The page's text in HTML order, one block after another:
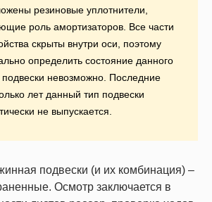
резиновые уплотнители,
роль амортизаторов. Все части
скрыты внутри оси, поэтому
определить состояние данного
подвески невозможно. Последние
лет данный тип подвески
не выпускается.
подвески (и их комбинация) –
Осмотр заключается в